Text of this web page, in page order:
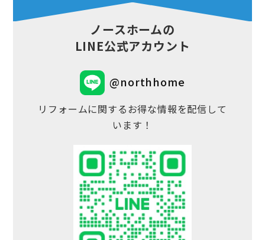
ノースホームの
LINE公式アカウント
@northhome
リフォームに関するお得な情報を配信して
います！